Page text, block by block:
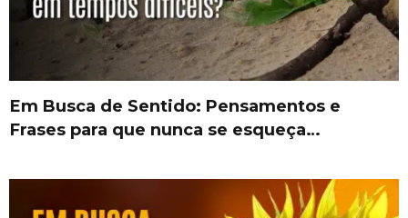
Em Busca de Sentido: Pensamentos e
Frases para que nunca se esqueça…